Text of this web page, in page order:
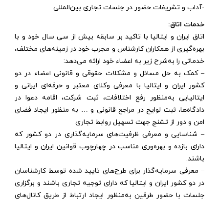
-آداب و تشریفات حضور در جلسات تجاری بین‌المللی
خدمات اتاق:
اتاق ایران و ایتالیا با تاکید بر سابقه بیش از سی سال خود و با
بهره‌گیری از همکاران کارشناس و مجرب خود در زمینه‌های مختلف،
خدماتی را به‌شرح زیر به اعضاء خود ارائه می‌دهد:
– کمک به حل مسائل و مشکلات حقوقی و قانونی اعضاء در دو
کشور ایران و ایتالیا با معرفی وکلای معتبر و حرفه‌ای ایرانی و
ایتالیایی به‌منظور رفع اختلافات، ثبت شرکت، اقامه دعوا در
دادگاه‌ها، ثبت لوایح در مراجع قانونی و … به منظور ایجاد فضای
امن و دور از تشنج جهت تسهیل روابط تجاری
– شناسایی و معرفی ظرفیت‌های سرمایه‌گذاری در دو کشور که
دارای بازده و بهره‌وری مناسب در چهارچوب قوانین ایران و ایتالیا
باشند.
– معرفی سرمایه‌گذار برای طرح‌های تایید شده توسط کارشناسان
در دو کشور ایران و ایتالیا که دارای توجیه تجاری باشند و برگزاری
جلسات با حضور طرفین به‌منظور ایجاد ارتباط از طریق کانال‌های